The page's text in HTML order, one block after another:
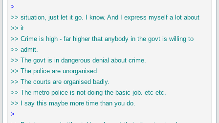
>
>> situation, just let it go. I know. And I express myself a lot about
>> it.
>> Crime is high - far higher that anybody in the govt is willing to
>> admit.
>> The govt is in dangerous denial about crime.
>> The police are unorganised.
>> The courts are organised badly.
>> The metro police is not doing the basic job. etc etc.
>> I say this maybe more time than you do.
>